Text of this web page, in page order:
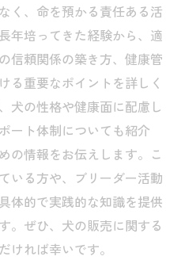
く、命を預かる責任ある活
年培ってきた経験から、適
信頼関係の築き方、健康管
る重要なポイントを詳しく
犬の性格や健康面に配慮し
ート体制についても紹介
の情報をお伝えします。こ
いる方や、ブリーダー活動
体的で実践的な知識を提供
。ぜひ、犬の販売に関する
ければ幸いです。